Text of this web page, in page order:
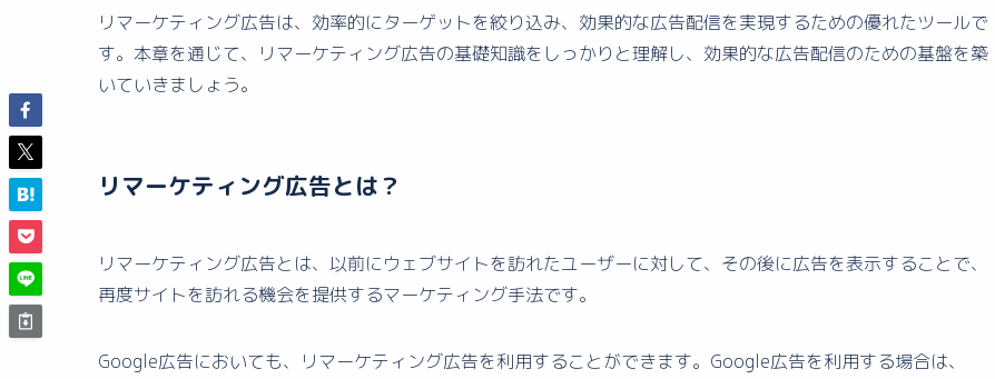
リマーケティング広告は、効率的にターゲットを絞り込み、効果的な広告配信を実現するための優れたツールで
す。本章を通じて、リマーケティング広告の基礎知識をしっかりと理解し、効果的な広告配信のための基盤を築
いていきましょう。
リマーケティング広告とは？
リマーケティング広告とは、以前にウェブサイトを訪れたユーザーに対して、その後に広告を表示することで、
再度サイトを訪れる機会を提供するマーケティング手法です。
Google広告においても、リマーケティング広告を利用することができます。Google広告を利用する場合は、